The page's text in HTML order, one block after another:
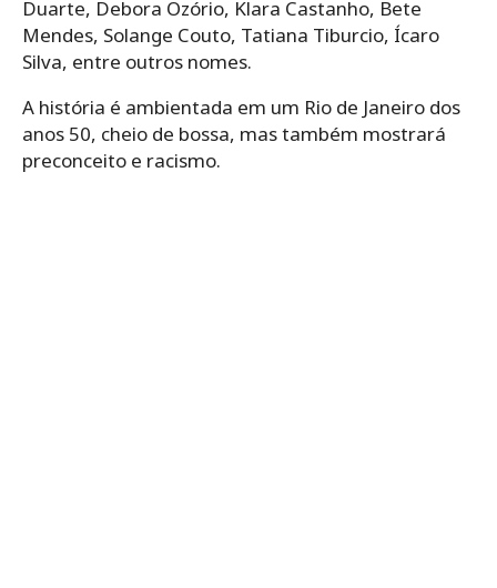
Duarte, Debora Ozório, Klara Castanho, Bete
Mendes, Solange Couto, Tatiana Tiburcio, Ícaro
Silva, entre outros nomes.
A história é ambientada em um Rio de Janeiro dos
anos 50, cheio de bossa, mas também mostrará
preconceito e racismo.